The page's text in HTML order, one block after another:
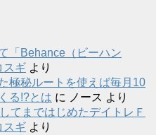
「Behance（ビーハン
ギ より
極秘ルートを使えば毎月10
る!?とは に ノース より
てまではじめたデイトレＦ
ギ より